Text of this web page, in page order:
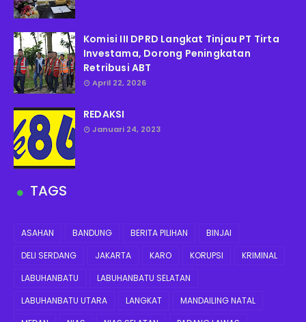
Komisi III DPRD Langkat Tinjau PT Tirta
Investama, Dorong Peningkatan
Retribusi ABT
April 22, 2026
REDAKSI
Januari 24, 2023
TAGS
ASAHAN BANDUNG BERITA PILIHAN
BINJAI
DELI SERDANG
JAKARTA KARO KORUPSI
KRIMINAL
LABUHANBATU
LABUHANBATU SELATAN
LABUHANBATU UTARA
LANGKAT
MANDAILING NATAL